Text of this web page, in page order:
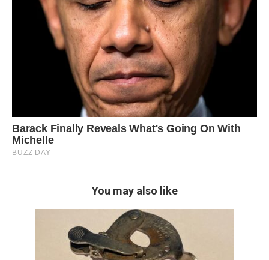
You may also like